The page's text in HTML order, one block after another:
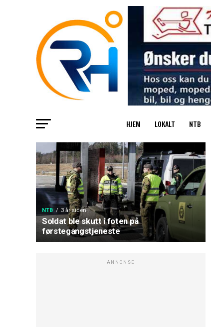
HJEM LOKALT NTB
NTB 3 år siden
Soldat ble skutt i foten på
førstegangstjeneste
ANNONSE